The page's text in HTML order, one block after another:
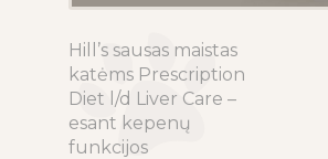
Hill’s sausas maistas
katėms Prescription
Diet l/d Liver Care –
esant kepenų
funkcijos